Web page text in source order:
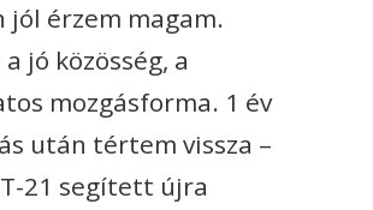
jól érzem magam.
jó közösség, a
mozgásforma. 1 év
után tértem vissza –
21 segített újra